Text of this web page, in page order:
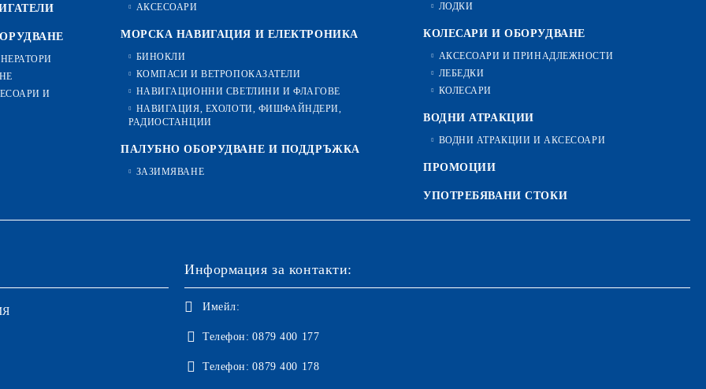
И
АКСЕСОАРИ
МОРСКА НАВИГАЦИЯ И ЕЛЕКТРОНИКА
БИНОКЛИ
КОМПАСИ И ВЕТРОПОКАЗАТЕЛИ
НАВИГАЦИОННИ СВЕТЛИНИ И ФЛАГОВЕ
НАВИГАЦИЯ, ЕХОЛОТИ, ФИШФАЙНДЕРИ,
РАДИОСТАНЦИИ
ПАЛУБНО ОБОРУДВАНЕ И ПОДДРЪЖКА
ЗАЗИМЯВАНЕ
ЛОДКИ
КОЛЕСАРИ И ОБОРУДВАНЕ
АКСЕСОАРИ И ПРИНАДЛЕЖНОСТИ
ЛЕБЕДКИ
КОЛЕСАРИ
ВОДНИ АТРАКЦИИ
ВОДНИ АТРАКЦИИ И АКСЕСОАРИ
ПРОМОЦИИ
УПОТРЕБЯВАНИ СТОКИ
Информация за контакти:
Имейл:
Телефон: 0879 400 177
Телефон: 0879 400 178